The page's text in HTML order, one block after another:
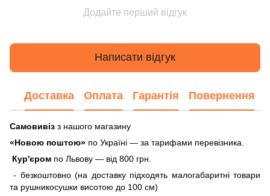
Додайте перший відгук
Написати відгук
Доставка Оплата Гарантія Повернення
Самовивіз з нашого магазину
«Новою поштою» по Україні — за тарифами перевізника.
Кур'єром по Львову — від 800 грн.
- безкоштовно (на доставку підходять малогабаритні товари
та рушникосушки висотою до 100 см)